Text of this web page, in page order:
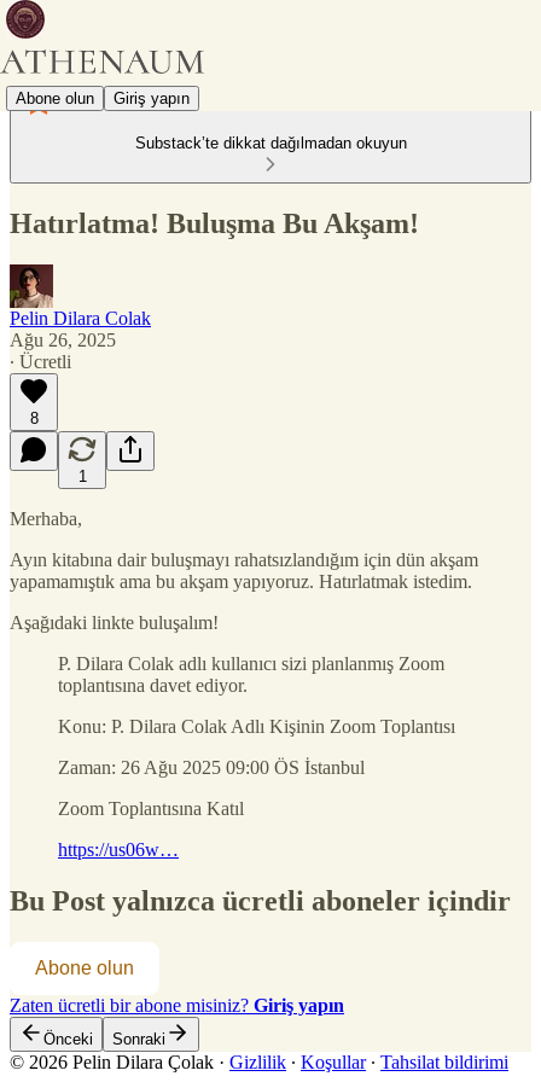
Abone olun Giriş yapın
Substack’te dikkat dağılmadan okuyun
Hatırlatma! Buluşma Bu Akşam!
Pelin Dilara Colak
Ağu 26, 2025
∙ Ücretli
8
1
Merhaba,
Ayın kitabına dair buluşmayı rahatsızlandığım için dün akşam
yapamamıştık ama bu akşam yapıyoruz. Hatırlatmak istedim.
Aşağıdaki linkte buluşalım!
P. Dilara Colak adlı kullanıcı sizi planlanmış Zoom
toplantısına davet ediyor.
Konu: P. Dilara Colak Adlı Kişinin Zoom Toplantısı
Zaman: 26 Ağu 2025 09:00 ÖS İstanbul
Zoom Toplantısına Katıl
https://us06w…
Bu Post yalnızca ücretli aboneler içindir
Abone olun
Zaten ücretli bir abone misiniz? Giriş yapın
Önceki Sonraki
© 2026 Pelin Dilara Çolak · Gizlilik ∙ Koşullar∙ Tahsilat bildirimi